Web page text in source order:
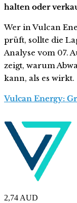
halten oder
Wer in Vulcan
prüft, sollte die
Analyse vom 07.
zeigt, warum
kann, als es wirkt.
Vulcan Energy:
2,74 AUD